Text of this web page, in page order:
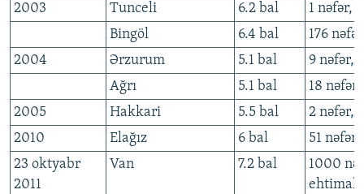
2003
Tunceli 6.2 bal
1 nəfər,
Bingöl
6.4 bal
176
2004
Ərzurum 5.1 bal
9 nəfər,
Ağrı
5.1 bal
18
2005
Hakkari 5.5 bal
2 nəfər,
2010
Elağız 6 bal
51
23 oktyabr
2011
Van 7.2 bal
1000
ehtimal